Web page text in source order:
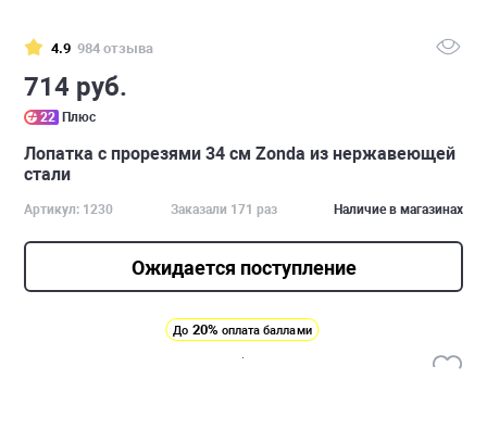
4.9 984 отзыва
714 руб.
22 Плюс
Лопатка с прорезями 34 см Zonda из нержавеющей
стали
Артикул: 1230 Заказали 171 раз Наличие в магазинах
Ожидается поступление
До 20% оплата баллами